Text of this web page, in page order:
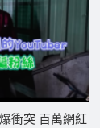
衝突 百萬網紅